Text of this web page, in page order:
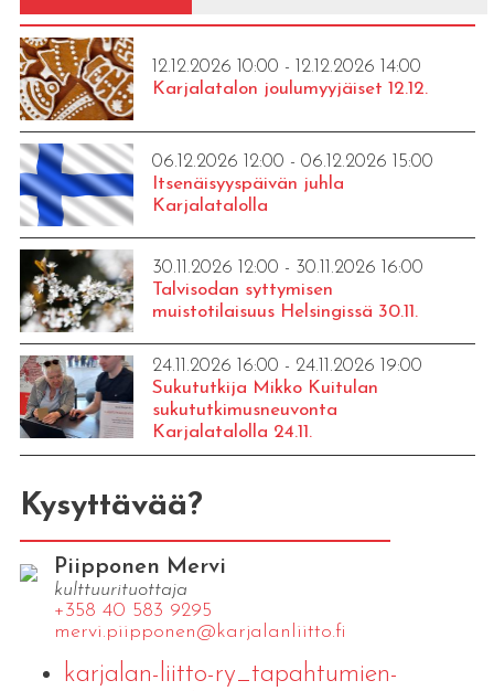
12.12.2026 10:00 - 12.12.2026 14:00
Karjalatalon joulumyyjäiset 12.12.
06.12.2026 12:00 - 06.12.2026 15:00
Itsenäisyyspäivän juhla
Karjalatalolla
30.11.2026 12:00 - 30.11.2026 16:00
Talvisodan syttymisen
muistotilaisuus Helsingissä 30.11.
24.11.2026 16:00 - 24.11.2026 19:00
Sukututkija Mikko Kuitulan
sukututkimusneuvonta
Karjalatalolla 24.11.
Kysyttävää?
Piipponen Mervi
kulttuurituottaja
+358 40 583 9295
mervi.​piipponen@​kar​jala​nlii​tto.​fi
karjalan-liitto-ry_tapahtumien-